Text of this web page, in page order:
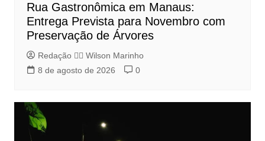
Rua Gastronômica em Manaus:
Entrega Prevista para Novembro com
Preservação de Árvores
Redação 👨‍⚖️​ Wilson Marinho
8 de agosto de 2026
0